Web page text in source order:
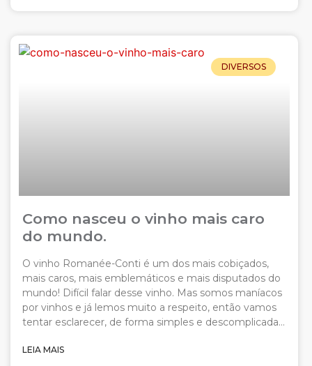
DIVERSOS
Como nasceu o vinho mais caro
do mundo.
O vinho Romanée-Conti é um dos mais cobiçados,
mais caros, mais emblemáticos e mais disputados do
mundo! Difícil falar desse vinho. Mas somos maníacos
por vinhos e já lemos muito a respeito, então vamos
tentar esclarecer, de forma simples e descomplicada…
LEIA MAIS